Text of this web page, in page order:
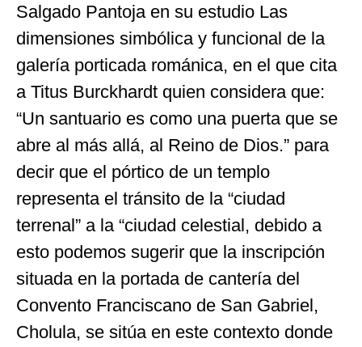
Salgado Pantoja en su estudio Las
dimensiones simbólica y funcional de la
galería porticada románica, en el que cita
a Titus Burckhardt quien considera que:
“Un santuario es como una puerta que se
abre al más allá, al Reino de Dios.” para
decir que el pórtico de un templo
representa el tránsito de la “ciudad
terrenal” a la “ciudad celestial, debido a
esto podemos sugerir que la inscripción
situada en la portada de cantería del
Convento Franciscano de San Gabriel,
Cholula, se sitúa en este contexto donde